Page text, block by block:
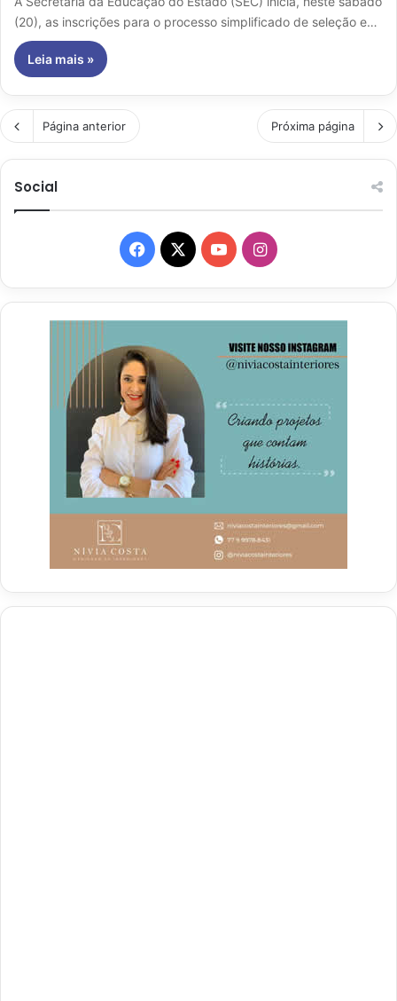
(20), as inscrições para o processo simplificado de seleção e…
Leia mais »
Página anterior Próxima página
Social
Facebook
X YouTubeInstagram